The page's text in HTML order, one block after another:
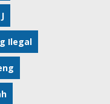
Ilegal